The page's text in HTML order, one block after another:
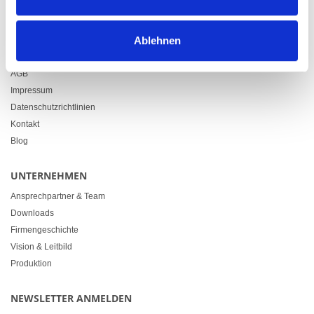
Ablehnen
Downloads
AGB
Impressum
Datenschutzrichtlinien
Kontakt
Blog
UNTERNEHMEN
Ansprechpartner & Team
Downloads
Firmengeschichte
Vision & Leitbild
Produktion
NEWSLETTER ANMELDEN